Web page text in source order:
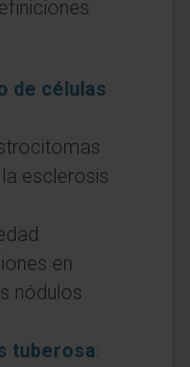
de células
esclerosis
en
nódulos
tuberosa: